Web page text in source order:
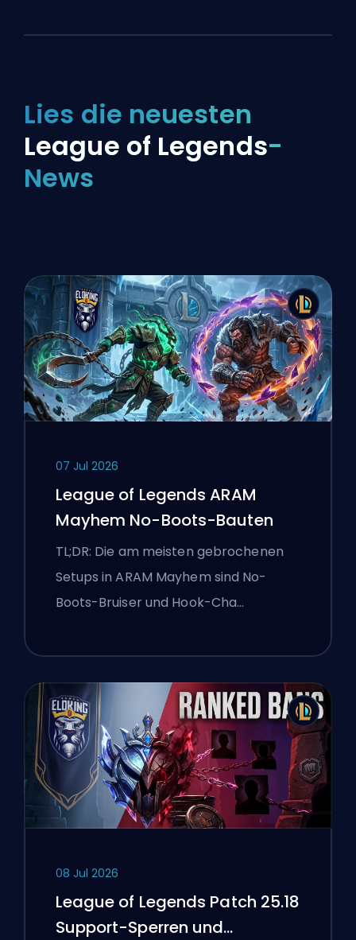
Lies die neuesten
League of Legends-
News
07 Jul 2026
League of Legends ARAM
Mayhem No-Boots-Bauten
TL;DR: Die am meisten gebrochenen
Setups in ARAM Mayhem sind No-
Boots-Bruiser und Hook-Cha…
08 Jul 2026
League of Legends Patch 25.18
Support-Sperren und